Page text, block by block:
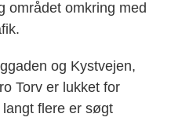
området omkring med
og Kystvejen,
Torv er lukket for
flere er søgt